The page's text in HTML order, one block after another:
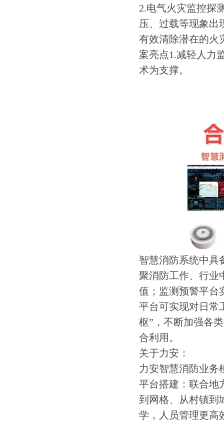
2.电气火灾监控探
压、过载等现象出
有效清除潜在的火
案亮点1.减轻人力
术为支撑。
智慧消防系统中具
聚消防工作、行业
值；监测预警平台
平台可实现对日常
枢”，不断加强各
合利用。
关于力安：
力安智慧消防业务
平台搭建：联合地
到网格、从村镇到
学，人员管理更高